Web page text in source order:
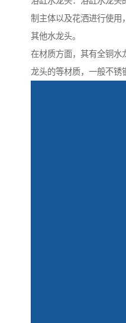
制主体以及花洒进行使用
其他水龙头。
在材质方面，其有全铜水
龙头的等材质，一般不锈